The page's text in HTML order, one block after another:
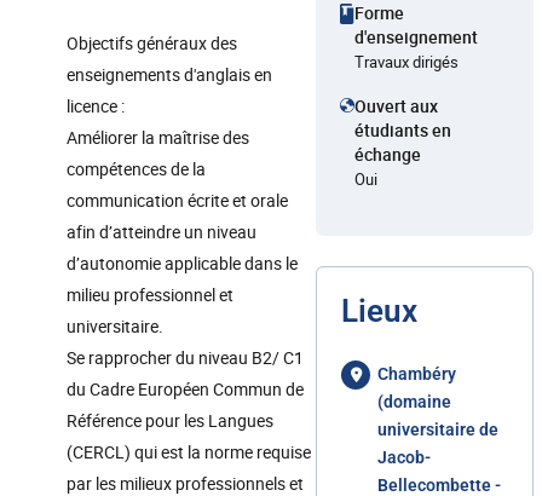
Objectifs généraux des
enseignements d'anglais en
licence :
Améliorer la maîtrise des
compétences de la
communication écrite et orale
afin d’atteindre un niveau
d’autonomie applicable dans le
milieu professionnel et
universitaire.
Se rapprocher du niveau B2/ C1
du Cadre Européen Commun de
Référence pour les Langues
(CERCL) qui est la norme requise
par les milieux professionnels et
Forme
d'enseignement
Travaux dirigés
Ouvert aux
étudiants en
échange
Oui
Lieux
Chambéry
(domaine
universitaire de
Jacob-
Bellecombette -